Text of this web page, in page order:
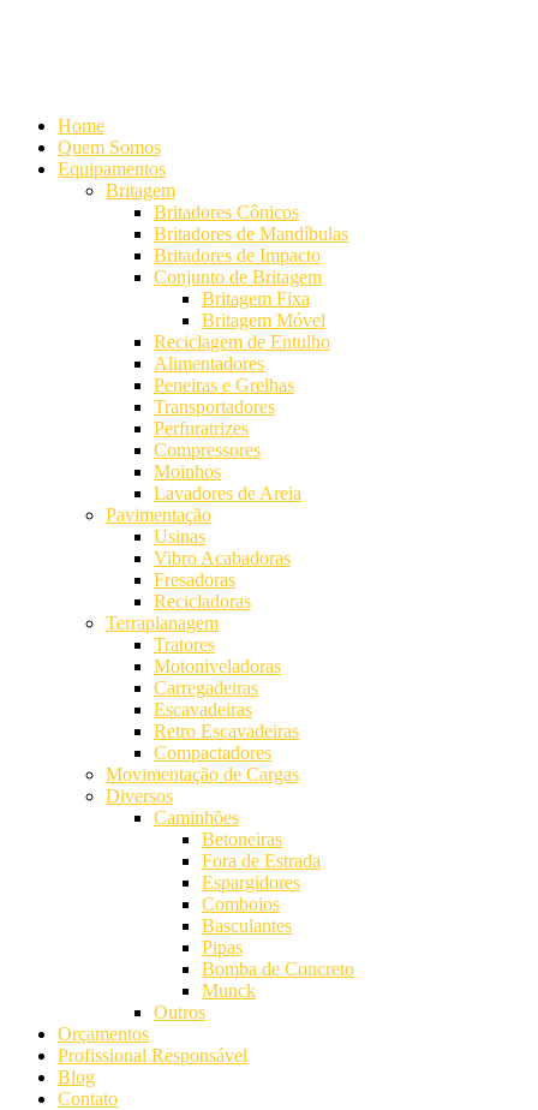
Home
Quem Somos
Equipamentos
Britagem
Britadores Cônicos
Britadores de Mandíbulas
Britadores de Impacto
Conjunto de Britagem
Britagem Fixa
Britagem Móvel
Reciclagem de Entulho
Alimentadores
Peneiras e Grelhas
Transportadores
Perfuratrizes
Compressores
Moinhos
Lavadores de Areia
Pavimentação
Usinas
Vibro Acabadoras
Fresadoras
Recicladoras
Terraplanagem
Tratores
Motoniveladoras
Carregadeiras
Escavadeiras
Retro Escavadeiras
Compactadores
Movimentação de Cargas
Diversos
Caminhões
Betoneiras
Fora de Estrada
Espargidores
Comboios
Basculantes
Pipas
Bomba de Concreto
Munck
Outros
Orçamentos
Profissional Responsável
Blog
Contato